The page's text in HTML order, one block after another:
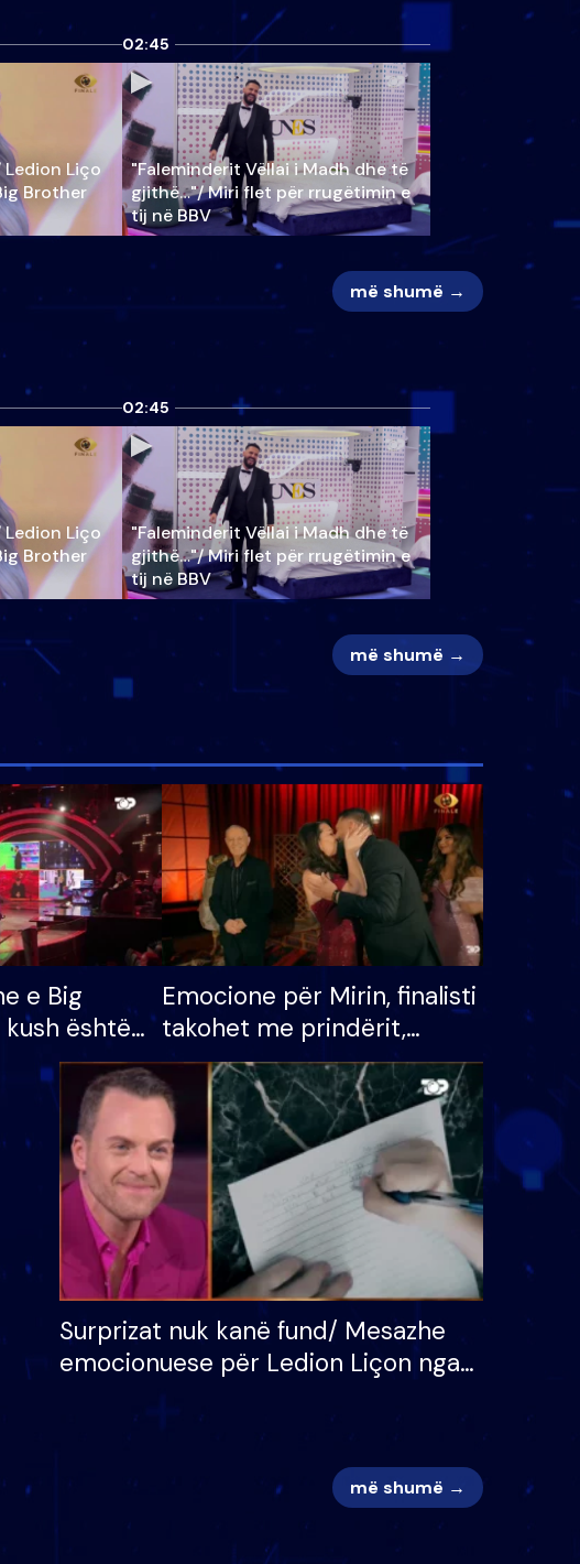
Liço
Brother
02:45
"Faleminderit Vëllai i Madh dhe të
gjithë…"/ Miri flet për rrugëtimin e
tij në BBV
më shumë →
Liço
Brother
02:45
"Faleminderit Vëllai i Madh dhe të
gjithë…"/ Miri flet për rrugëtimin e
tij në BBV
më shumë →
e Big
është
lë shtëpinë
për
e madh
Emocione për Mirin, finalisti
takohet me prindërit,
vajzën dhe bashkëshorten:
S’kemi ndonjë letër divorci
apo jo?
Surprizat nuk kanë fund/ Mesazhe
emocionuese për Ledion Liçon nga
më shumë →